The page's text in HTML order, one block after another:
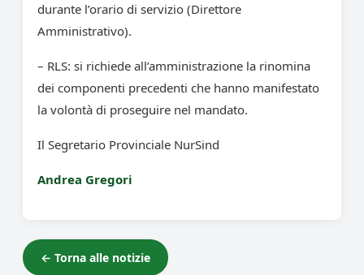
durante l’orario di servizio (Direttore
Amministrativo).
– RLS: si richiede all’amministrazione la rinomina
dei componenti precedenti che hanno manifestato
la volontà di proseguire nel mandato.
Il Segretario Provinciale NurSind
Andrea Gregori
← Torna alle notizie